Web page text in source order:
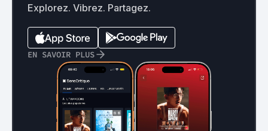
Explorez. Vibrez. Partagez.
EN SAVOIR PLUS